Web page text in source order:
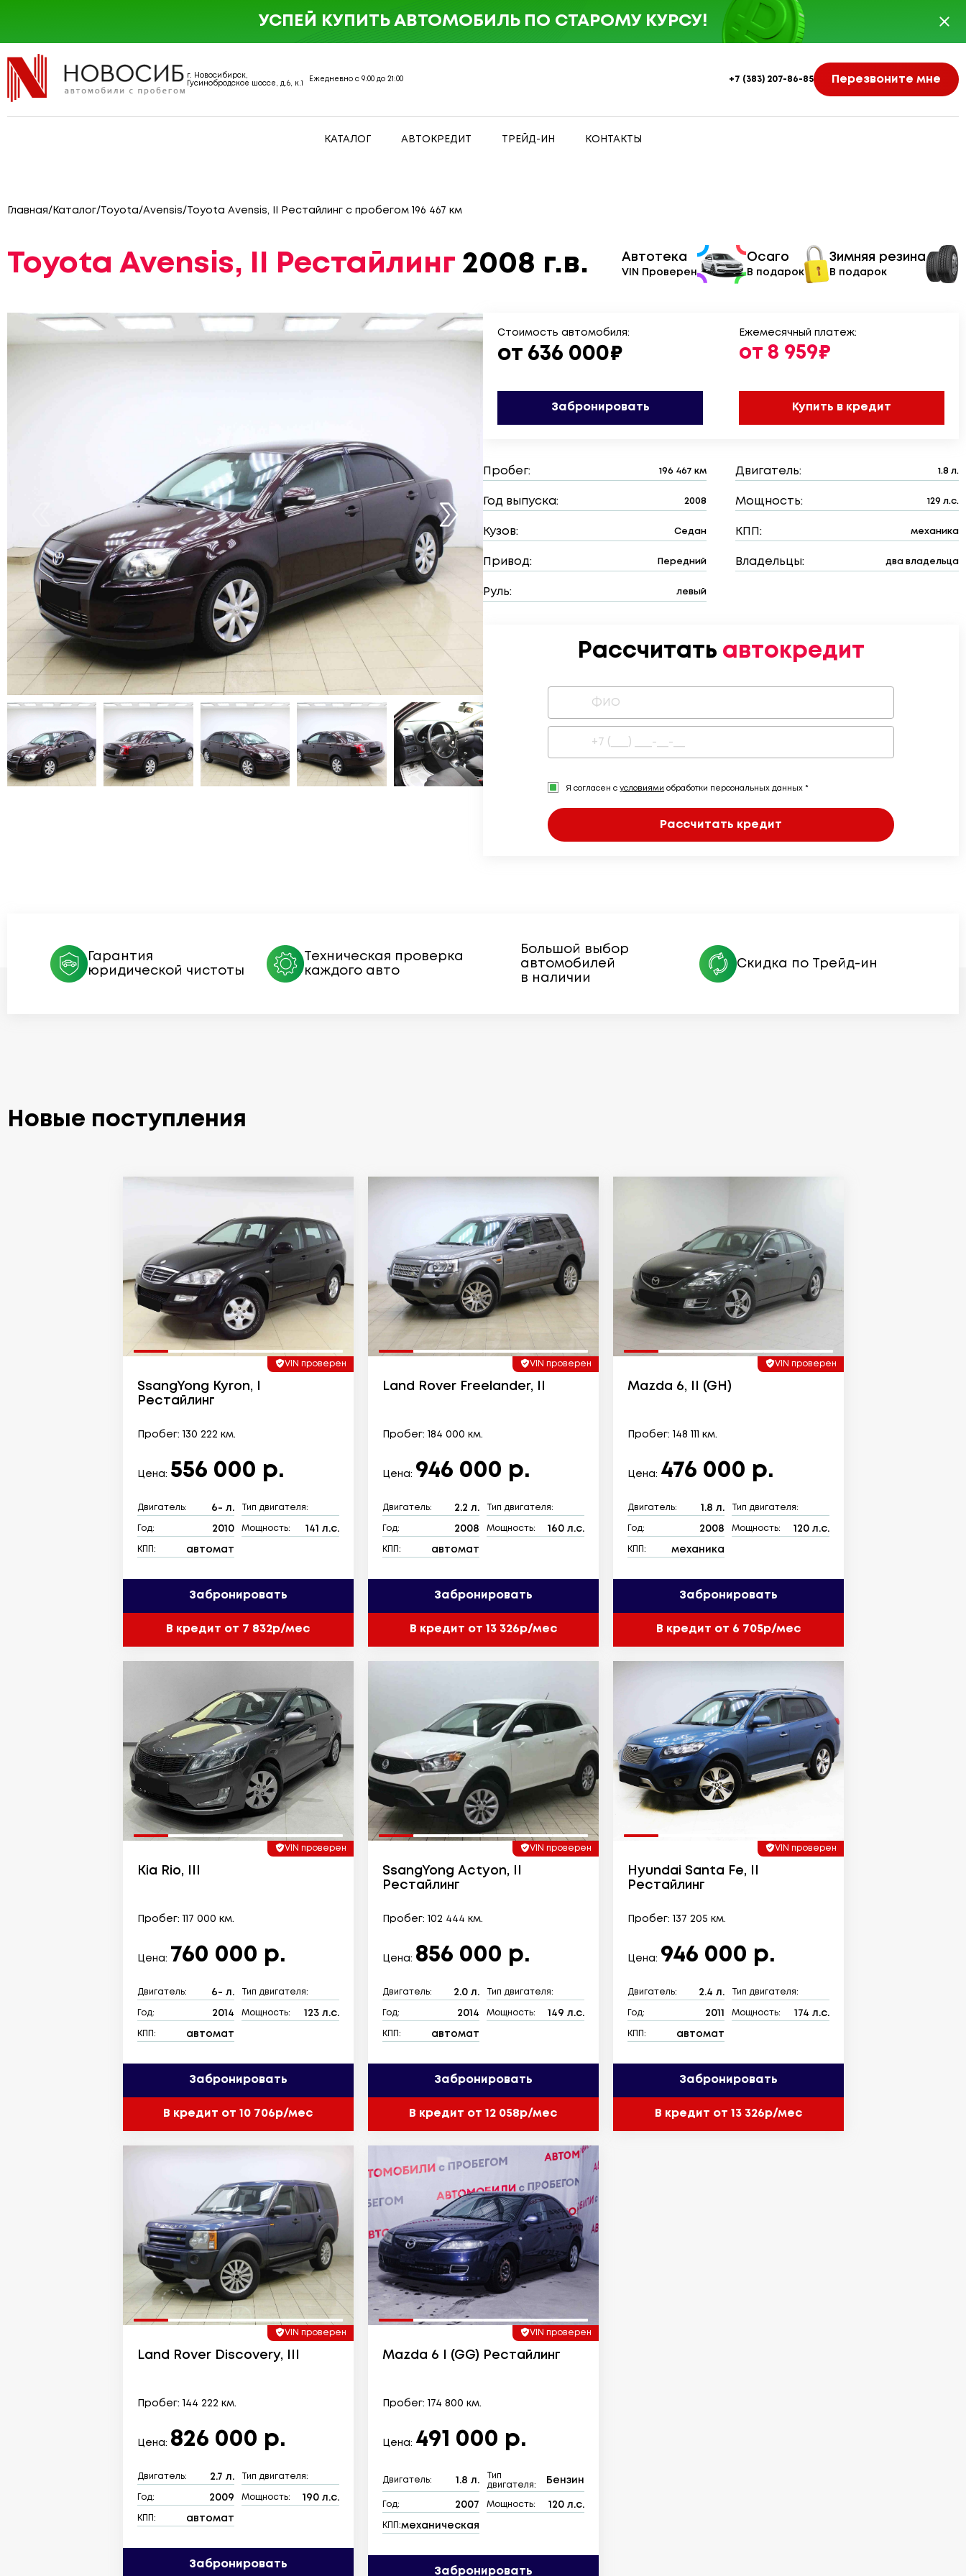
г. Новосибирск,
Гусинобродское шоссе, д.6, к.1
Ежедневно с 9:00 до 21:00 +7 (383) 207-86-85 Перезвоните мне
КАТАЛОГ АВТОКРЕДИТ ТРЕЙД-ИН КОНТАКТЫ
УСПЕЙ КУПИТЬ АВТОМОБИЛЬ ПО СТАРОМУ КУРСУ!
Главная/ Каталог/Toyota/Avensis/Toyota Avensis, II Рестайлинг с пробегом 196 467 км
Toyota Avensis, II Рестайлинг 2008 г.в. Автотека
VIN Проверен
Осаго
В подарок
Зимняя резина
В подарок
Стоимость автомобиля:
от 636 000₽
Забронировать
Ежемесячный платеж:
от 8 959₽
Купить в кредит
Пробег: 196 467 км Двигатель: 1.8 л.
Год выпуска: 2008 Мощность: 129 л.с.
Кузов: Седан КПП: механика
Привод: Передний Владельцы: два владельца
Руль: левый
Рассчитать автокредит
Я согласен с условиями обработки персональных данных *
Рассчитать кредит
Гарантия
юридической чистоты
Техническая проверка
каждого авто
Большой выбор
автомобилей
в наличии
Скидка по Трейд-ин
Новые поступления
VIN проверен
SsangYong Kyron, I
Рестайлинг
Пробег: 130 222 км.
Цена: 556 000 р.
Двигатель: 6- л. Тип двигателя:
Год: 2010 Мощность: 141 л.с.
КПП: автомат
Забронировать
В кредит от 7 832р/мес
VIN проверен
Land Rover Freelander, II
Пробег: 184 000 км.
Цена: 946 000 р.
Двигатель: 2.2 л. Тип двигателя:
Год: 2008 Мощность: 160 л.с.
КПП: автомат
Забронировать
В кредит от 13 326р/мес
VIN проверен
Mazda 6, II (GH)
Пробег: 148 111 км.
Цена: 476 000 р.
Двигатель: 1.8 л. Тип двигателя:
Год: 2008 Мощность: 120 л.с.
КПП: механика
Забронировать
В кредит от 6 705р/мес
VIN проверен
Kia Rio, III
Пробег: 117 000 км.
Цена: 760 000 р.
Двигатель: 6- л. Тип двигателя:
Год: 2014 Мощность: 123 л.с.
КПП: автомат
Забронировать
В кредит от 10 706р/мес
VIN проверен
SsangYong Actyon, II
Рестайлинг
Пробег: 102 444 км.
Цена: 856 000 р.
Двигатель: 2.0 л. Тип двигателя:
Год: 2014 Мощность: 149 л.с.
КПП: автомат
Забронировать
В кредит от 12 058р/мес
VIN проверен
Hyundai Santa Fe, II
Рестайлинг
Пробег: 137 205 км.
Цена: 946 000 р.
Двигатель: 2.4 л. Тип двигателя:
Год: 2011 Мощность: 174 л.с.
КПП: автомат
Забронировать
В кредит от 13 326р/мес
VIN проверен
Land Rover Discovery, III
Пробег: 144 222 км.
Цена: 826 000 р.
Двигатель: 2.7 л. Тип двигателя:
Год: 2009 Мощность: 190 л.с.
КПП: автомат
Забронировать
VIN проверен
Mazda 6 I (GG) Рестайлинг
Пробег: 174 800 км.
Цена: 491 000 р.
Двигатель: 1.8 л.
Тип
двигателя:
Бензин
Год: 2007 Мощность: 120 л.с.
КПП:механическая
Забронировать